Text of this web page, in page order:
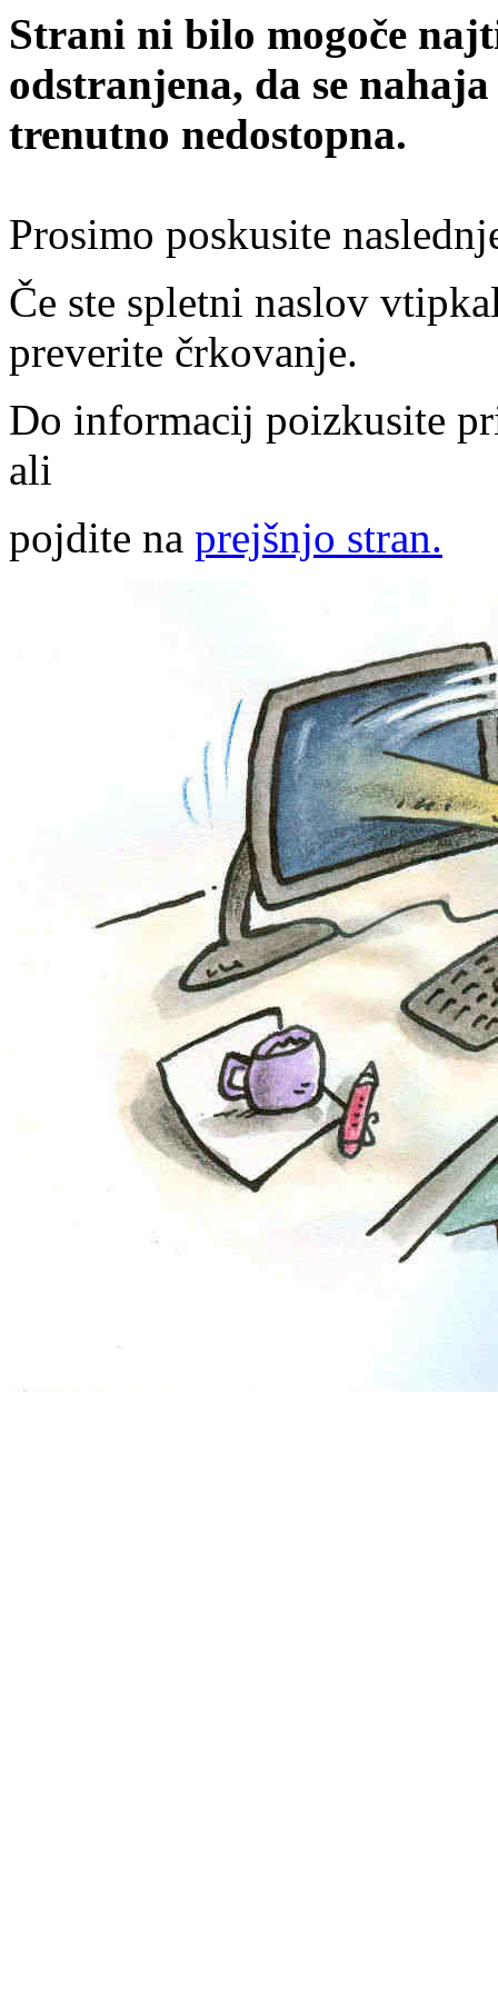
Strani ni bilo mogoče
odstranjena, da se
trenutno nedostopna.
Prosimo poskusite
Če ste spletni naslov
preverite črkovanje.
Do informacij poizkusite
ali
pojdite na prejšnjo stran.